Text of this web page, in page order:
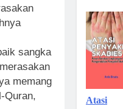
sangka
memang
Quran,
Atasi